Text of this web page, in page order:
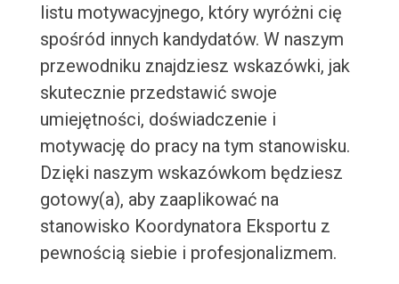
listu motywacyjnego, który wyróżni cię
spośród innych kandydatów. W naszym
przewodniku znajdziesz wskazówki, jak
skutecznie przedstawić swoje
umiejętności, doświadczenie i
motywację do pracy na tym stanowisku.
Dzięki naszym wskazówkom będziesz
gotowy(a), aby zaaplikować na
stanowisko Koordynatora Eksportu z
pewnością siebie i profesjonalizmem.